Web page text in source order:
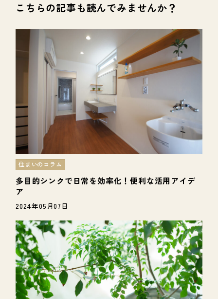
こちらの記事も読んでみませんか？
多目的シンクで日常を効率化！便利な活用アイデ
ア
住まいのコラム
2024年05月07日